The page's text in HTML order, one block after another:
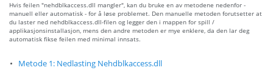
Hvis feilen "nehdblkaccess.dll mangler", kan du bruke en av metodene nedenfor -
manuell eller automatisk - for å løse problemet. Den manuelle metoden forutsetter at
du laster ned nehdblkaccess.dll-filen og legger den i mappen for spill /
applikasjonsinstallasjon, mens den andre metoden er mye enklere, da den lar deg
automatisk fikse feilen med minimal innsats.
Metode 1: Nedlasting Nehdblkaccess.dll